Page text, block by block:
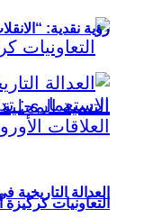
التعاونيات
رؤية نقدية:
العدالة